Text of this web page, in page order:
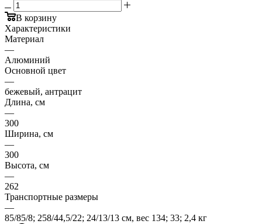
В корзину
Характеристики
Материал
—
Алюминий
Основной цвет
—
бежевый, антрацит
Длина, см
—
300
Ширина, см
—
300
Высота, см
—
262
Транспортные размеры
—
85/85/8; 258/44,5/22; 24/13/13 см, вес 134; 33; 2,4 кг